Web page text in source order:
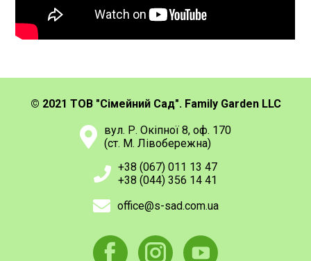
© 2021 ТОВ "Сімейний Сад". Family Garden LLC
вул. Р. Окіпної 8, оф. 170
(ст. М. Лівобережна)
+38 (067) 011 13 47
+38 (044) 356 14 41
office@s-sad.com.ua